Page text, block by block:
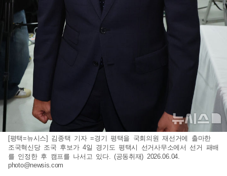
[평택=뉴시스] 김종택 기자 =경기 평택을 국회의원 재선거에 출마한
조국혁신당 조국 후보가 4일 경기도 평택시 선거사무소에서 선거 패배
를 인정한 후 캠프를 나서고 있다. (공동취재) 2026.06.04.
photo@newsis.com